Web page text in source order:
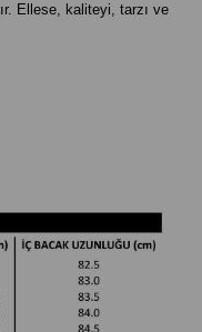
Ellese, kaliteyi, tarzı ve